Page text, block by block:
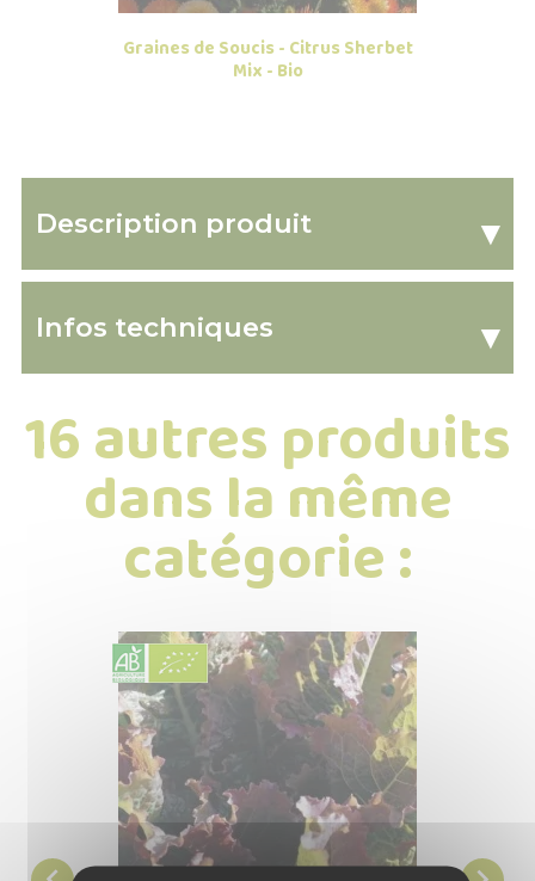
Graines de Soucis - Citrus Sherbet
Mix - Bio
Description produit ▾
Infos techniques ▾
16 autres produits
dans la même
catégorie :